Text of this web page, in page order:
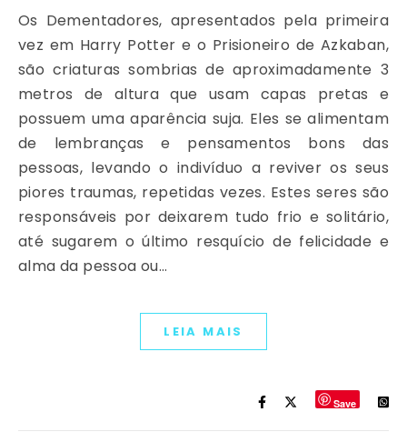
Os Dementadores, apresentados pela primeira
vez em Harry Potter e o Prisioneiro de Azkaban,
são criaturas sombrias de aproximadamente 3
metros de altura que usam capas pretas e
possuem uma aparência suja. Eles se alimentam
de lembranças e pensamentos bons das
pessoas, levando o indivíduo a reviver os seus
piores traumas, repetidas vezes. Estes seres são
responsáveis por deixarem tudo frio e solitário,
até sugarem o último resquício de felicidade e
alma da pessoa ou…
LEIA MAIS
Save